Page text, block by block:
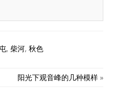
,柴河,秋色
阳光下观音峰的几种模样»